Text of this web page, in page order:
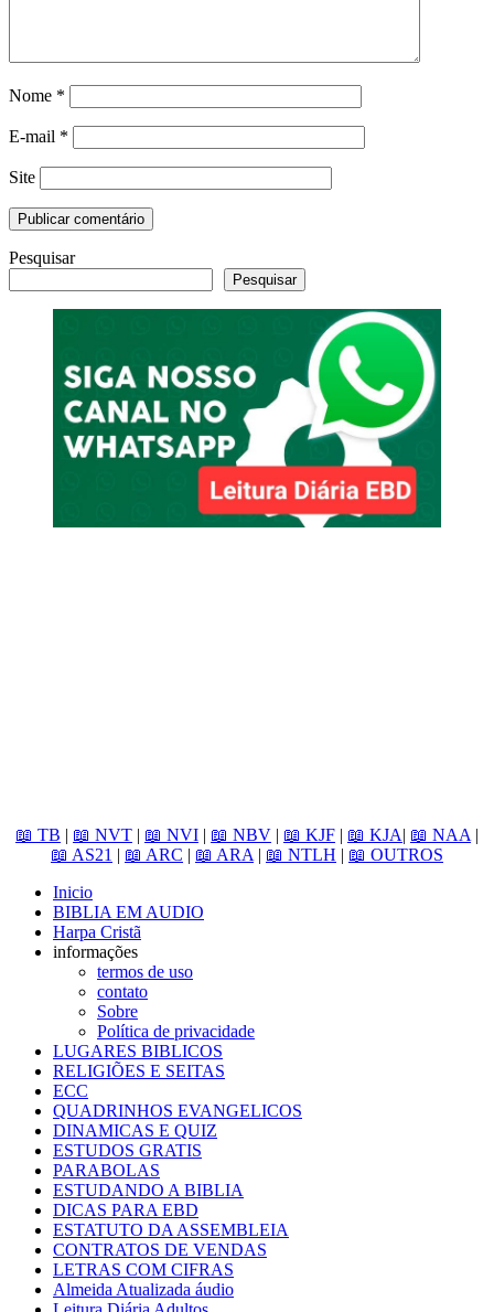
Nome *
E-mail *
Site
Pesquisar
Pesquisar
📖 TB | 📖 NVT | 📖 NVI | 📖 NBV | 📖 KJF | 📖 KJA| 📖 NAA |
📖 AS21 | 📖 ARC | 📖 ARA | 📖 NTLH | 📖 OUTROS
Inicio
BIBLIA EM AUDIO
Harpa Cristã
informações
termos de uso
contato
Sobre
Política de privacidade
LUGARES BIBLICOS
RELIGIÕES E SEITAS
ECC
QUADRINHOS EVANGELICOS
DINAMICAS E QUIZ
ESTUDOS GRATIS
PARABOLAS
ESTUDANDO A BIBLIA
DICAS PARA EBD
ESTATUTO DA ASSEMBLEIA
CONTRATOS DE VENDAS
LETRAS COM CIFRAS
Almeida Atualizada áudio